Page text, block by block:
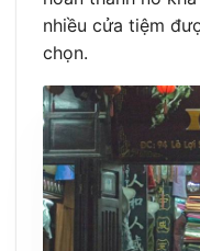
nhiều cửa tiệm
chọn.